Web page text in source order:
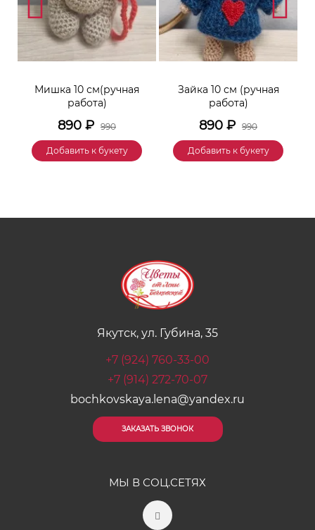
Мишка 10 см(ручная
работа)
890 ₽ 990
Добавить к букету
Зайка 10 см (ручная
работа)
890 ₽ 990
Добавить к букету
Якутск, ул. Губина, 35
+7 (924) 760-33-00
+7 (914) 272-70-07
bochkovskaya.lena@yandex.ru
ЗАКАЗАТЬ ЗВОНОК
МЫ В СОЦ.СЕТЯХ